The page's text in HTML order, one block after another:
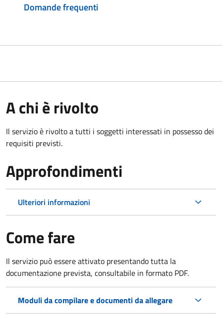
Domande frequenti
A chi è rivolto
Il servizio è rivolto a tutti i soggetti interessati in possesso dei
requisiti previsti.
Approfondimenti
Ulteriori informazioni
Come fare
Il servizio può essere attivato presentando tutta la
documentazione prevista, consultabile in formato PDF.
Moduli da compilare e documenti da allegare